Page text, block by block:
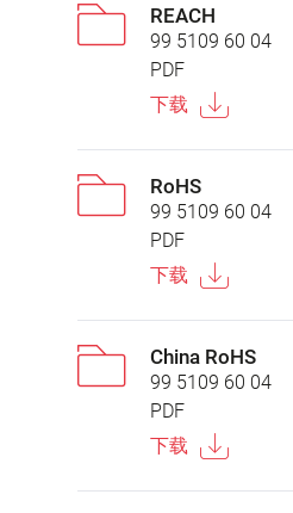
REACH
99 5109 60 04
PDF
下载
RoHS
99 5109 60 04
PDF
下载
China RoHS
99 5109 60 04
PDF
下载